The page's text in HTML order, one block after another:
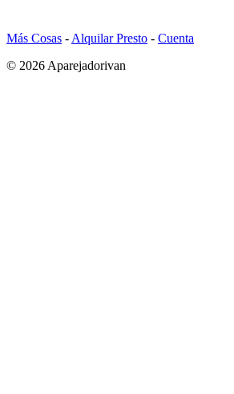
Más Cosas - Alquilar Presto - Cuenta
© 2026 Aparejadorivan